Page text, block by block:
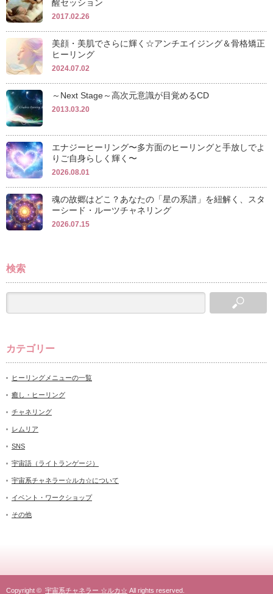
醒セッション
2017.02.26
美顔・美肌でさらに輝く☆アンチエイジング＆骨格矯正
ヒーリング
2024.07.02
～Next Stage～高次元意識が目覚めるCD
2013.03.20
エナジーヒーリング〜多方面のヒーリングと手放しでよ
りご自身らしく輝く〜
2026.08.01
魂の故郷はどこ？あなたの「星の系譜」を紐解く、スタ
ーシード・ルーツチャネリング
2026.07.15
検索
カテゴリー
ヒーリングメニューの一覧
癒し・ヒーリング
チャネリング
レムリア
SNS
宇宙語（ライトランゲージ）
宇宙系チャネラー☆ルカ☆について
イベント・ワークショップ
その他
Copyright © 宇宙系チャネラー ☆ルカ☆ All rights reserved.